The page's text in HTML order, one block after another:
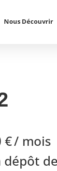
Nous Découvrir
€/ mois
dépôt